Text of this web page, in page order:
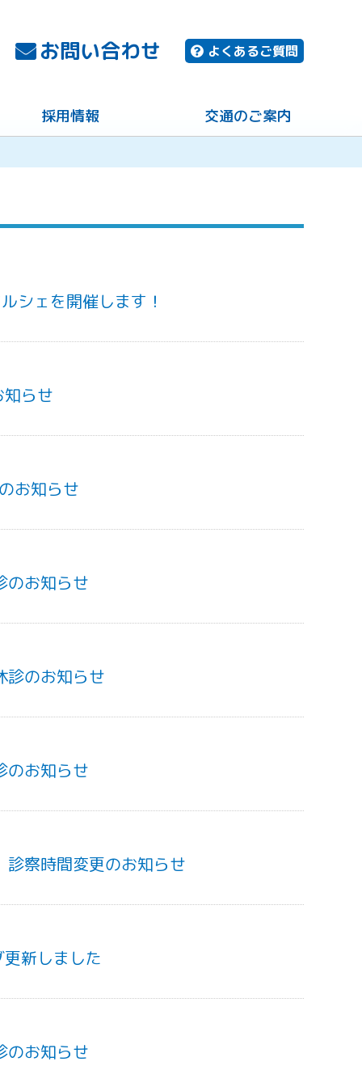
お問い合わせ よくあるご質問
採用情報 交通のご案内
シェを開催します！
らせ
お知らせ
お知らせ
のお知らせ
お知らせ
察時間変更のお知らせ
新しました
お知らせ